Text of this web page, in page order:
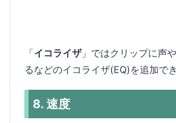
「イコライザ」ではクリップに声
るなどのイコライザ(EQ)を追加でき
8. 速度